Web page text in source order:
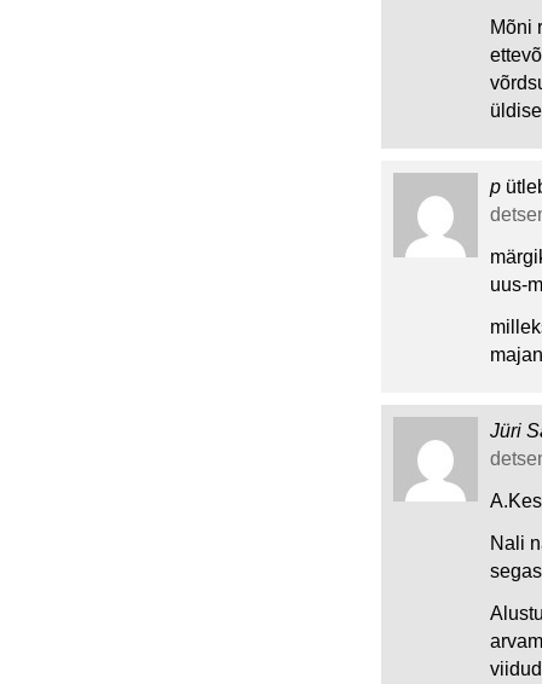
Mõni
p
uus-
Jüri
Nali